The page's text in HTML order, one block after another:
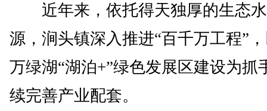
近年来，依托得天独厚的生态
源，涧头镇深入推进“百千万工程”
万绿湖“湖泊+”绿色发展区建设为抓
续完善产业配套。